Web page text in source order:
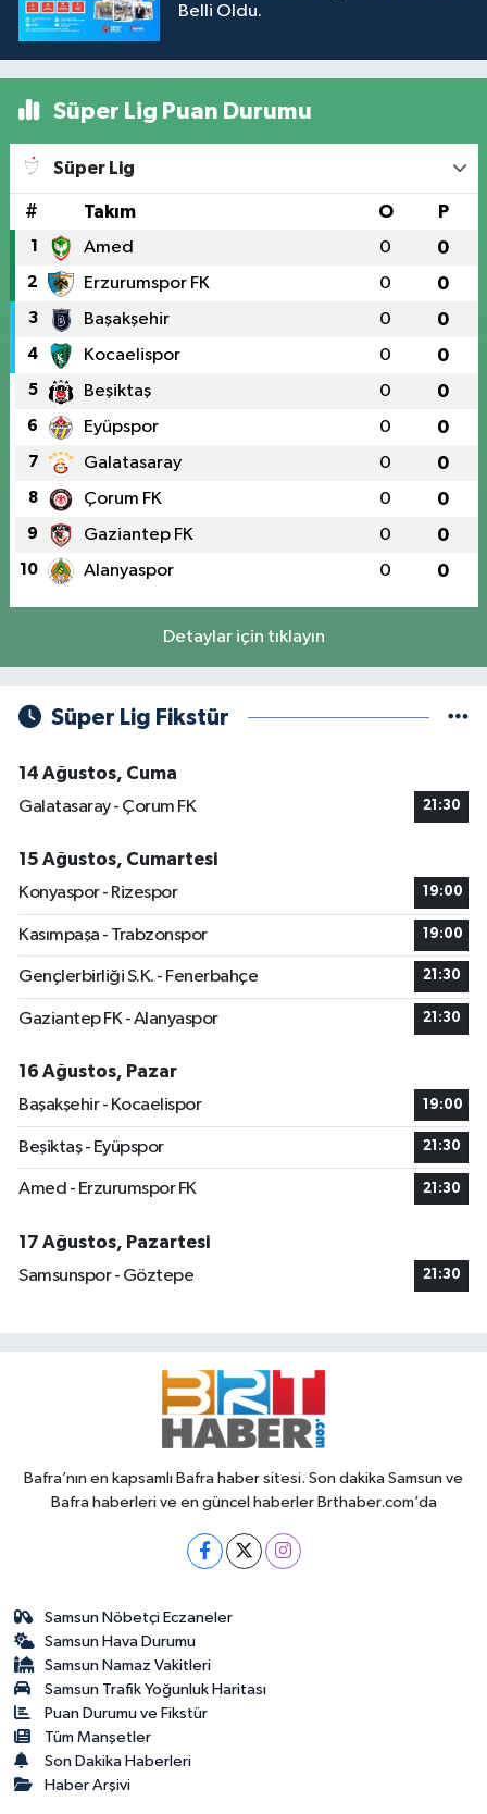
Belli Oldu.
Süper Lig Puan Durumu
Süper Lig
# Takım O P
1 Amed 0 0
2 Erzurumspor FK 0 0
3 Başakşehir 0 0
4 Kocaelispor 0 0
5 Beşiktaş 0 0
6 Eyüpspor 0 0
7 Galatasaray 0 0
8 Çorum FK 0 0
9 Gaziantep FK 0 0
10 Alanyaspor 0 0
Detaylar için tıklayın
Süper Lig Fikstür
14 Ağustos, Cuma
Galatasaray - Çorum FK
21:30
15 Ağustos, Cumartesi
Konyaspor - Rizespor
19:00
Kasımpaşa - Trabzonspor 19:00
Gençlerbirliği S.K. - Fenerbahçe 21:30
Gaziantep FK - Alanyaspor 21:30
16 Ağustos, Pazar
Başakşehir - Kocaelispor
19:00
Beşiktaş - Eyüpspor 21:30
Amed - Erzurumspor FK 21:30
17 Ağustos, Pazartesi
Samsunspor - Göztepe
21:30
Bafra’nın en kapsamlı Bafra haber sitesi. Son dakika Samsun ve
Bafra haberleri ve en güncel haberler Brthaber.com’da
Samsun Nöbetçi Eczaneler
Samsun Hava Durumu
Samsun Namaz Vakitleri
Samsun Trafik Yoğunluk Haritası
Puan Durumu ve Fikstür
Tüm Manşetler
Son Dakika Haberleri
Haber Arşivi